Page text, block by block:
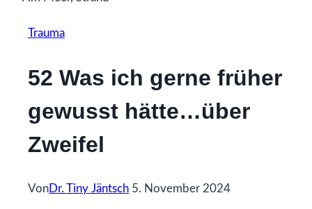
Trauma
52 Was ich gerne früher
gewusst hätte…über
Zweifel
VonDr. Tiny Jäntsch 5. November 2024